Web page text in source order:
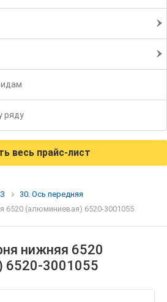
ряду
весь прайс-лист
30. Ось передняя
(алюминиевая) 6520-3001055
нижняя 6520
6520-3001055